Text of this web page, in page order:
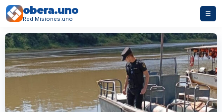
obera.uno
Red Misiones.uno
☰